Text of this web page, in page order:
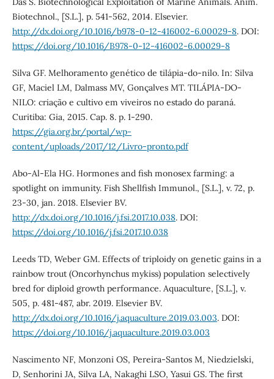
Biotechnol., [S.L.], p. 541-562, 2014. Elsevier.
http://dx.doi.org/10.1016/b978-0-12-416002-6.00029-8. DOI:
https://doi.org/10.1016/B978-0-12-416002-6.00029-8
Silva GF. Melhoramento genético de tilápia-do-nilo. In: Silva
GF, Maciel LM, Dalmass MV, Gonçalves MT. TILÁPIA-DO-
NILO: criação e cultivo em viveiros no estado do paraná.
Curitiba: Gia, 2015. Cap. 8. p. 1-290.
https://gia.org.br/portal/wp-
content/uploads/2017/12/Livro-pronto.pdf
Abo-Al-Ela HG. Hormones and fish monosex farming: a
spotlight on immunity. Fish Shellfish Immunol., [S.L.], v. 72, p.
23-30, jan. 2018. Elsevier BV.
http://dx.doi.org/10.1016/j.fsi.2017.10.038. DOI:
https://doi.org/10.1016/j.fsi.2017.10.038
Leeds TD, Weber GM. Effects of triploidy on genetic gains in a
rainbow trout (Oncorhynchus mykiss) population selectively
bred for diploid growth performance. Aquaculture, [S.L.], v.
505, p. 481-487, abr. 2019. Elsevier BV.
http://dx.doi.org/10.1016/j.aquaculture.2019.03.003. DOI:
https://doi.org/10.1016/j.aquaculture.2019.03.003
Nascimento NF, Monzoni OS, Pereira-Santos M, Niedzielski,
D, Senhorini JA, Silva LA, Nakaghi LSO, Yasui GS. The first